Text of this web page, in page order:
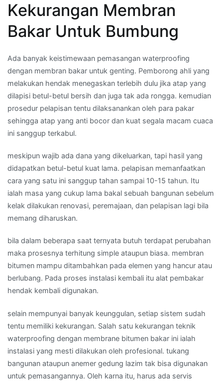
Kekurangan Membran
Bakar Untuk Bumbung
Ada banyak keistimewaan pemasangan waterproofing
dengan membran bakar untuk genting. Pemborong ahli yang
melakukan hendak menegaskan terlebih dulu jika atap yang
dilapisi betul-betul bersih dan juga tak ada rongga. kemudian
prosedur pelapisan tentu dilaksanankan oleh para pakar
sehingga atap yang anti bocor dan kuat segala macam cuaca
ini sanggup terkabul.
meskipun wajib ada dana yang dikeluarkan, tapi hasil yang
didapatkan betul-betul kuat lama. pelapisan memanfaatkan
cara yang satu ini sanggup tahan sampai 10-15 tahun. Itu
ialah masa yang cukup lama bakal sebuah bangunan sebelum
kelak dilakukan renovasi, peremajaan, dan pelapisan lagi bila
memang diharuskan.
bila dalam beberapa saat ternyata butuh terdapat perubahan
maka prosesnya terhitung simple ataupun biasa. membran
bitumen mampu ditambahkan pada elemen yang hancur atau
berlubang. Pada proses instalasi kembali itu alat pembakar
hendak kembali digunakan.
selain mempunyai banyak keunggulan, setiap sistem sudah
tentu memiliki kekurangan. Salah satu kekurangan teknik
waterproofing dengan membrane bitumen bakar ini ialah
instalasi yang mesti dilakukan oleh profesional. tukang
bangunan ataupun anemer gedung lazim tak bisa digunakan
untuk pemasangannya. Oleh karna itu, harus ada servis